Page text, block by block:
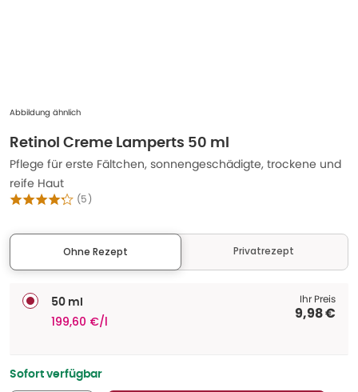
Abbildung ähnlich
Retinol Creme Lamperts 50 ml
Pflege für erste Fältchen, sonnengeschädigte, trockene und
reife Haut
(5)
Ohne Rezept Privatrezept
50 ml
199,60 €/l
Ihr Preis
9,98 €
Sofort verfügbar